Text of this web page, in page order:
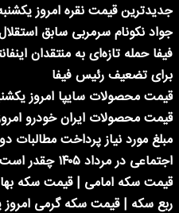
جدیدترین قیمت نقره امروز یکشنبه ۱۸ مرداد ۱۴۰۵ به ریال و
جواد نکونام سرمربی سابق
فیفا حمله تازه‌ای به منتقدان
برای تضعیف رئیس فیفا
قیمت محصولات سایپا امروز یکشنبه ۱۸ مرداد
قیمت محصولات ایران خودرو امروز یکشنبه
مبلغ مورد نیاز پرداخت مطالبات
اجتماعی در مرداد ۱۴۰۵ چقدر است؟
قیمت سکه امامی | قیمت سکه
ربع سکه | قیمت سکه گرمی امروز یکشنبه ۱۸